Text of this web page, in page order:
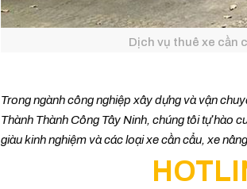
Dịch vụ thuê xe cần
Trong ngành công nghiệp xây dựng và vận
Thành Thành Công Tây Ninh, chúng tôi tự hào
giàu kinh nghiệm và các loại xe cần cẩu, xe